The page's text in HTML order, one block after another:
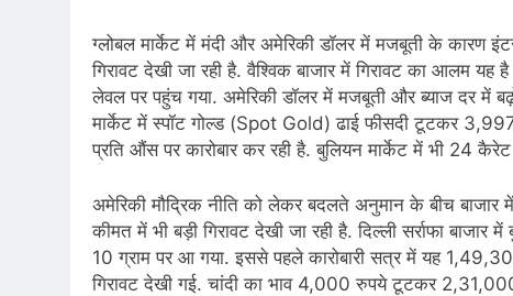
ग्‍लोबल मार्केट में मंदी और अमेरिकी डॉलर में मजबूती के कारण
ग‍िरावट देखी जा रही है. वैश्‍व‍िक बाजार में ग‍िरावट का आलम
लेवल पर पहुंच गया. अमेरिकी डॉलर में मजबूती और ब्याज दर में
मार्केट में स्‍पॉट गोल्‍ड (Spot Gold) ढाई फीसदी टूटकर
प्रत‍ि औंस पर कारोबार कर रही है. बुलि‍यन मार्केट में भी 24
अमेरिकी मौद्रिक नीति को लेकर बदलते अनुमान के बीच
कीमत में भी बड़ी ग‍िरावट देखी जा रही है. दिल्ली सर्राफा
10 ग्राम पर आ गया. इससे पहले कारोबारी सत्र में यह
गिरावट देखी गई. चांदी का भाव 4,000 रुपये टूटकर